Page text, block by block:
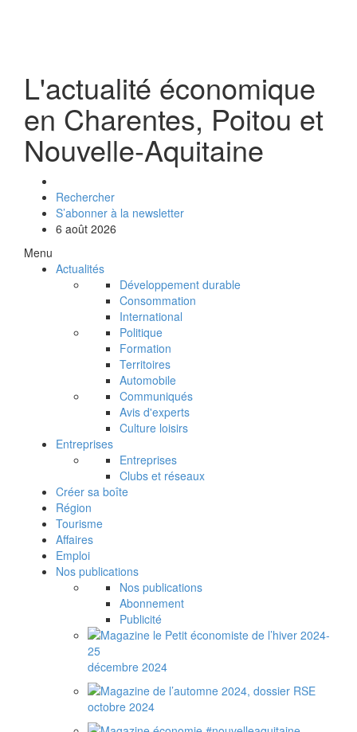
L'actualité économique
en Charentes, Poitou et
Nouvelle-Aquitaine
Rechercher
S’abonner à la newsletter
6 août 2026
Menu
Actualités
Développement durable
Consommation
International
Politique
Formation
Territoires
Automobile
Communiqués
Avis d'experts
Culture loisirs
Entreprises
Entreprises
Clubs et réseaux
Créer sa boîte
Région
Tourisme
Affaires
Emploi
Nos publications
Nos publications
Abonnement
Publicité
décembre 2024
octobre 2024